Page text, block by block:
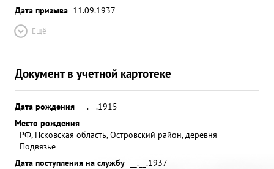
Дата призыва 11.09.1937
Ещё
Документ в учетной картотеке
Дата рождения
__.__.1915
Место рождения
РФ, Псковская область, Островский район, деревня
Подвязье
Дата поступления на службу
__.__.1937